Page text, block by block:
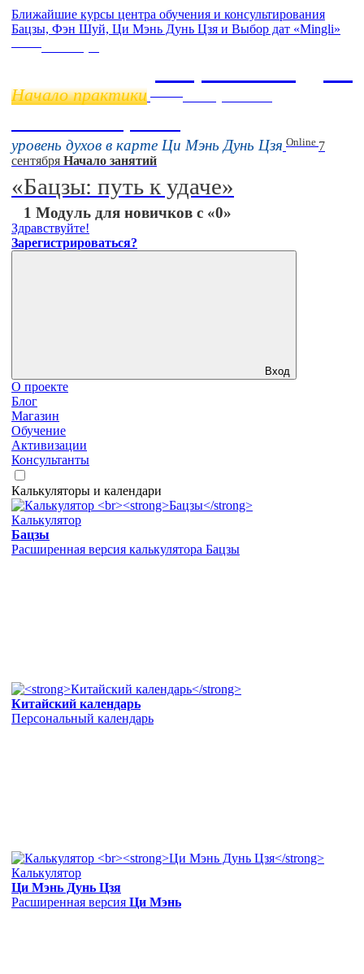
Ближайшие курсы центра обучения и консультирования
Бацзы, Фэн Шуй, Ци Мэнь Дунь Цзя и Выбор дат «Mingli»
Начало практики
уровень духов в карте Ци Мэнь Дунь Цзя Online 7
сентября Начало занятий
«Бацзы: путь к удаче»
1 Модуль для новичков с «0»
Здравствуйте!
Зарегистрироваться?
Вход
О проекте
Блог
Магазин
Обучение
Активизации
Консультанты
Калькуляторы и календари
Калькулятор
Бацзы
Расширенная версия калькулятора Бацзы
Китайский календарь
Персональный календарь
Калькулятор
Ци Мэнь Дунь Цзя
Расширенная версия Ци Мэнь